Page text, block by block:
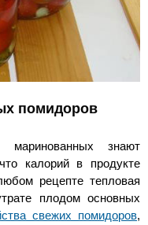
помидоров
знают
калорий в продукте
рецепте тепловая
плодом основных
свежих помидоров,